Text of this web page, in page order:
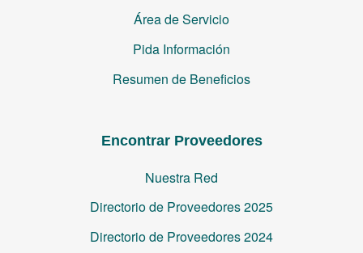
Área de Servicio
Pida Información
Resumen de Beneficios
Encontrar Proveedores
Nuestra Red
Directorio de Proveedores 2025
Directorio de Proveedores 2024